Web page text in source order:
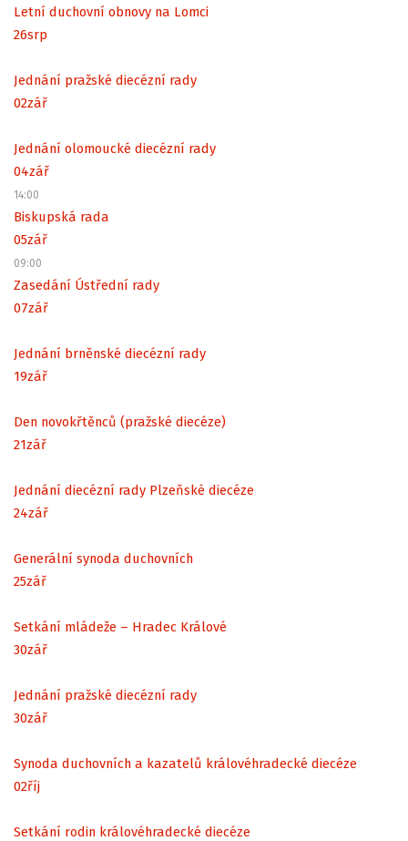
Letní duchovní obnovy na Lomci
26srp
Jednání pražské diecézní rady
02zář
Jednání olomoucké diecézní rady
04zář
14:00
Biskupská rada
05zář
09:00
Zasedání Ústřední rady
07zář
Jednání brněnské diecézní rady
19zář
Den novokřtěnců (pražské diecéze)
21zář
Jednání diecézní rady Plzeňské diecéze
24zář
Generální synoda duchovních
25zář
Setkání mládeže – Hradec Králové
30zář
Jednání pražské diecézní rady
30zář
Synoda duchovních a kazatelů královéhradecké diecéze
02říj
Setkání rodin královéhradecké diecéze